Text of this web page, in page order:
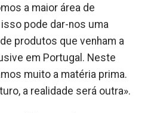
a maior área de
pode dar-nos uma
produtos que venham a
em Portugal. Neste
muito a matéria prima.
a realidade será outra».